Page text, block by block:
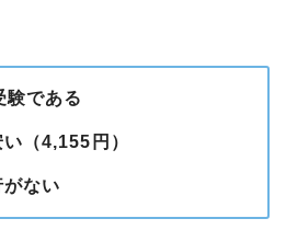
験である
（4,155円）
ない